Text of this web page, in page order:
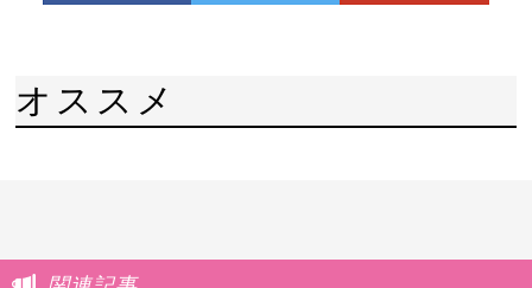
オススメ